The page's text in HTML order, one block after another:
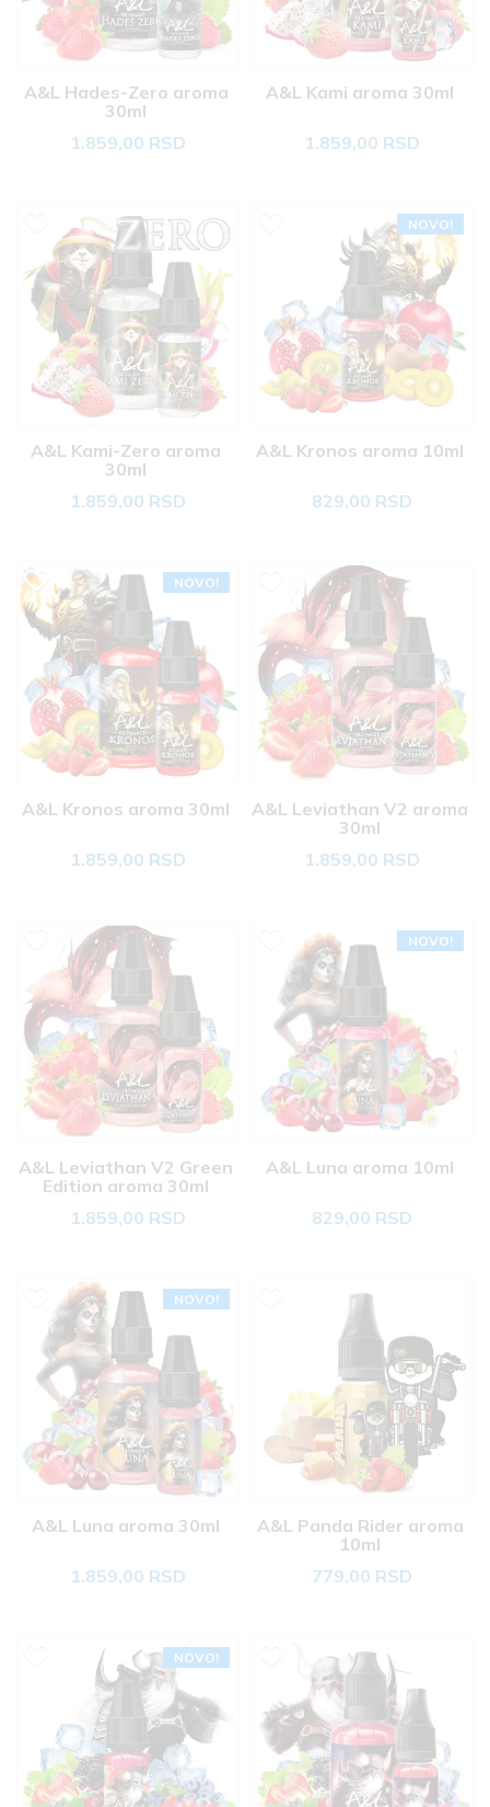
A&L Hades-Zero aroma
30ml
1.859,00 RSD
A&L Kami aroma 30ml
1.859,00 RSD
A&L Kami-Zero aroma
30ml
1.859,00 RSD
NOVO!
A&L Kronos aroma 10ml
829,00 RSD
NOVO!
A&L Kronos aroma 30ml
1.859,00 RSD
A&L Leviathan V2 aroma
30ml
1.859,00 RSD
A&L Leviathan V2 Green
Edition aroma 30ml
1.859,00 RSD
NOVO!
A&L Luna aroma 10ml
829,00 RSD
NOVO!
A&L Luna aroma 30ml
1.859,00 RSD
A&L Panda Rider aroma
10ml
779,00 RSD
NOVO!